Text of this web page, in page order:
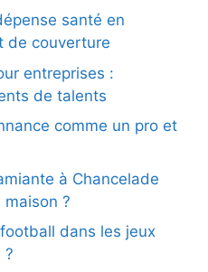
santé en
de couverture
entreprises :
de talents
comme un pro et
à Chancelade
?
dans les jeux
?